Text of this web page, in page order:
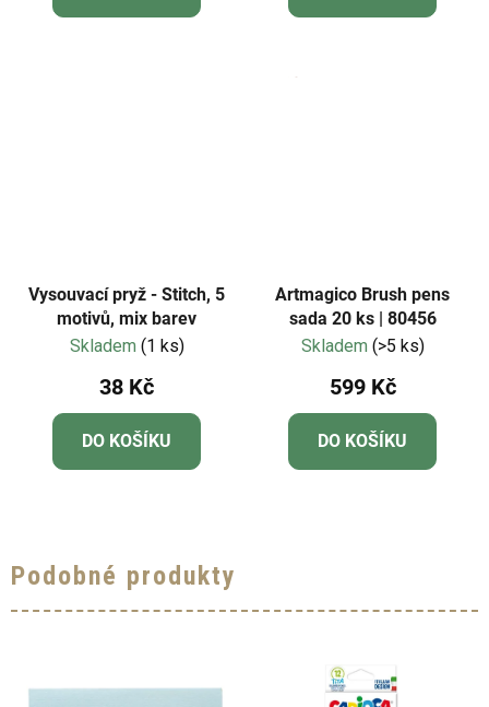
Vysouvací pryž - Stitch, 5
motivů, mix barev
Skladem (1 ks)
38 Kč
DO KOŠÍKU
Artmagico Brush pens
sada 20 ks | 80456
Skladem (>5 ks)
599 Kč
DO KOŠÍKU
Podobné produkty